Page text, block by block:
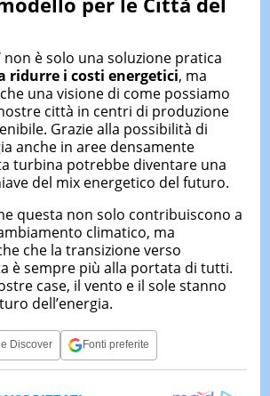
non è solo una soluzione pratica
ridurre i costi energetici, ma
una visione di come possiamo
città in centri di produzione
Grazie alla possibilità di
anche in aree densamente
turbina potrebbe diventare una
del mix energetico del futuro.
questa non solo contribuiscono a
climatico, ma
che la transizione verso
è sempre più alla portata di tutti.
case, il vento e il sole stanno
dell’energia.
Discover Fonti preferite